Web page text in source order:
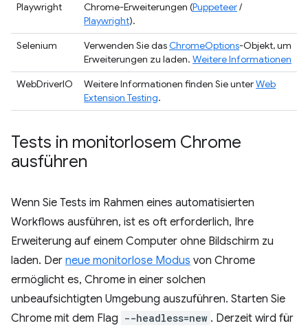
Playwright
Chrome-Erweiterungen (Puppeteer/
Playwright).
Selenium
Verwenden Sie dasChromeOptions-Objekt, um
Erweiterungen zu laden. Weitere Informationen
WebDriverIO
Weitere Informationen finden Sie unterWeb
Extension Testing.
Tests in monitorlosem Chrome
ausführen
Wenn Sie Tests im Rahmen eines automatisierten
Workflows ausführen, ist es oft erforderlich, Ihre
Erweiterung auf einem Computer ohne Bildschirm zu
laden. Der neue monitorlose Modus von Chrome
ermöglicht es, Chrome in einer solchen
unbeaufsichtigten Umgebung auszuführen. Starten Sie
Chrome mit dem Flag --headless=new . Derzeit wird für